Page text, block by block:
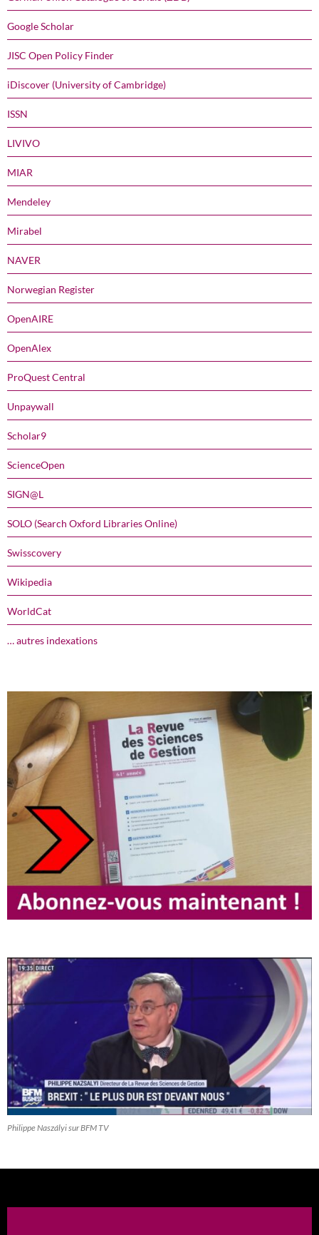
Google Scholar
JISC Open Policy Finder
iDiscover (University of Cambridge)
ISSN
LIVIVO
MIAR
Mendeley
Mirabel
NAVER
Norwegian Register
OpenAIRE
OpenAlex
ProQuest Central
Unpaywall
Scholar9
ScienceOpen
SIGN@L
SOLO (Search Oxford Libraries Online)
Swisscovery
Wikipedia
WorldCat
… autres indexations
Philippe Naszályi sur BFM TV